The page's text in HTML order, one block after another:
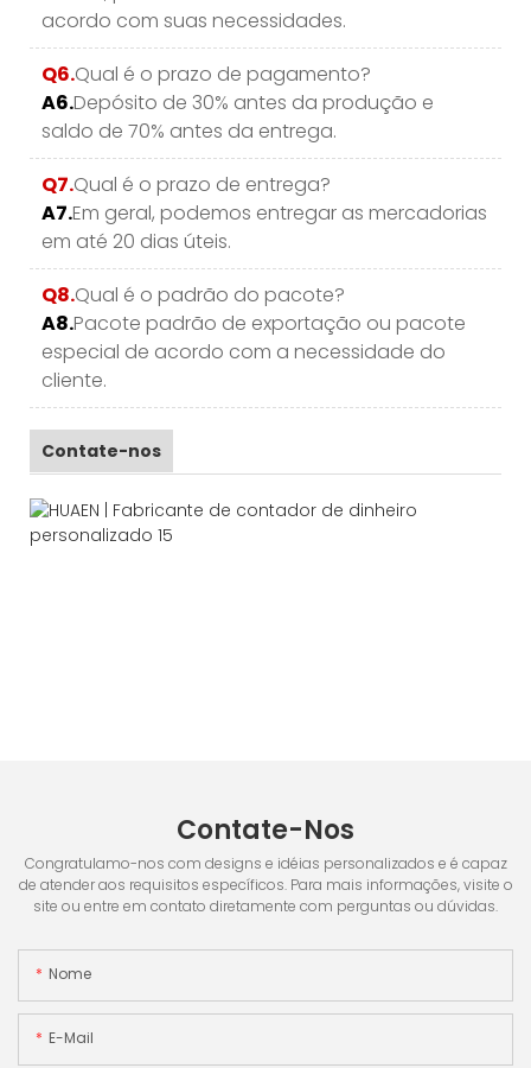
acordo com suas necessidades.
Q6.Qual é o prazo de pagamento?
A6.Depósito de 30% antes da produção e
saldo de 70% antes da entrega.
Q7.Qual é o prazo de entrega?
A7.Em geral, podemos entregar as mercadorias
em até 20 dias úteis.
Q8.Qual é o padrão do pacote?
A8.Pacote padrão de exportação ou pacote
especial de acordo com a necessidade do
cliente.
Contate-nos
Contate-Nos
Congratulamo-nos com designs e idéias personalizados e é capaz
de atender aos requisitos específicos. Para mais informações, visite o
site ou entre em contato diretamente com perguntas ou dúvidas.
Nome
E-Mail